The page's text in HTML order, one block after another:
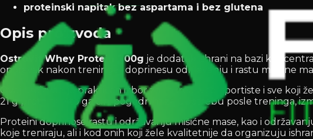
proteinski napitak bez aspartama i bez glutena
Opis proizvoda
OstroVit Whey Protein 700g je dodatak ishrani na bazi
oporavak nakon treninga i doprinesu održavanju i rastu mišićne
Ovaj proizvod je praktičan izbor za rekreativce, sportiste i sve
21 g proteina, što ga čini pogodnim za upotrebu posle treninga,
Proteini doprinose rastu i održavanju mišićne mase, kao i
koje treniraju, ali i kod onih koji žele kvalitetnije da organizuju